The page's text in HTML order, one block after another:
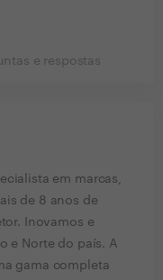
e respostas
em marcas,
de 8 anos de
Inovamos e
e Norte do país. A
gama completa